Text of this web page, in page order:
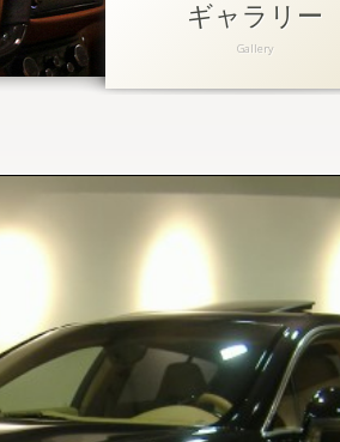
ギャラリー
Gallery